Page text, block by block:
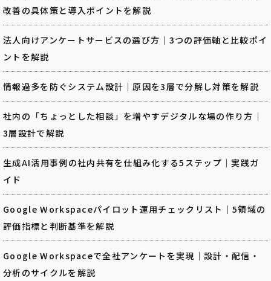
改善の具体策と導入ポイントを解説
法人向けアンケートサービスの選び方｜3つの評価軸と比較ポイ
ントを解説
情報過多を防ぐシステム設計｜原因を3層で分解し対策を解説
社内の「ちょっとした相談」を増やすデジタルな場の作り方｜
3層設計で解説
生成AI活用事例の社内共有を仕組み化する5ステップ｜実践ガ
イド
Google Workspaceパイロット運用チェックリスト｜5領域の
評価指標と判断基準を解説
Google Workspaceで全社アンケートを実現｜設計・配信・
分析のサイクルを解説